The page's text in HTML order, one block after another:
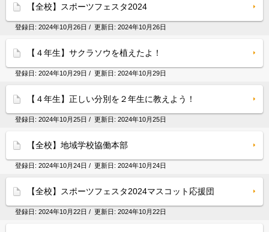
【全校】スポーツフェスタ2024
登録日: 2024年10月26日 / 更新日: 2024年10月26日
【４年生】サクラソウを植えたよ！
登録日: 2024年10月29日 / 更新日: 2024年10月29日
【４年生】正しい分別を２年生に教えよう！
登録日: 2024年10月25日 / 更新日: 2024年10月25日
【全校】地域学校協働本部
登録日: 2024年10月24日 / 更新日: 2024年10月24日
【全校】スポーツフェスタ2024マスコット応援団
登録日: 2024年10月22日 / 更新日: 2024年10月22日